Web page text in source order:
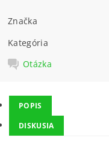
Značka
Kategória
Otázka
POPIS
DISKUSIA